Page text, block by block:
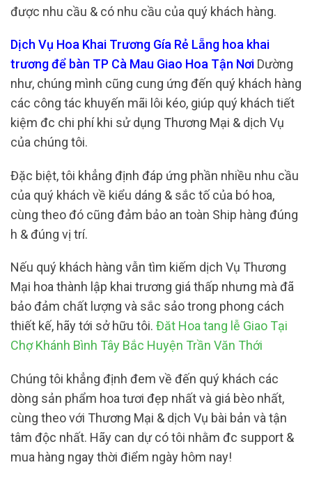
được nhu cầu & có nhu cầu của quý khách hàng.
Dịch Vụ Hoa Khai Trương Gía Rẻ Lẵng hoa khai
trương để bàn TP Cà Mau Giao Hoa Tận Nơi Dường
như, chúng mình cũng cung ứng đến quý khách hàng
các công tác khuyến mãi lôi kéo, giúp quý khách tiết
kiệm đc chi phí khi sử dụng Thương Mại & dịch Vụ
của chúng tôi.
Đặc biệt, tôi khẳng định đáp ứng phần nhiều nhu cầu
của quý khách về kiểu dáng & sắc tố của bó hoa,
cùng theo đó cũng đảm bảo an toàn Ship hàng đúng
h & đúng vị trí.
Nếu quý khách hàng vẫn tìm kiếm dịch Vụ Thương
Mại hoa thành lập khai trương giá thấp nhưng mà đã
bảo đảm chất lượng và sắc sảo trong phong cách
thiết kế, hãy tới sở hữu tôi. Đăt Hoa tang lễ Giao Tại
Chợ Khánh Bình Tây Bắc Huyện Trần Văn Thới
Chúng tôi khẳng định đem về đến quý khách các
dòng sản phẩm hoa tươi đẹp nhất và giá bèo nhất,
cùng theo với Thương Mại & dịch Vụ bài bản và tận
tâm độc nhất. Hãy can dự có tôi nhằm đc support &
mua hàng ngay thời điểm ngày hôm nay!